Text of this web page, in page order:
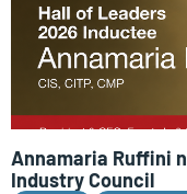
Annamaria Ruffini
Industry Council